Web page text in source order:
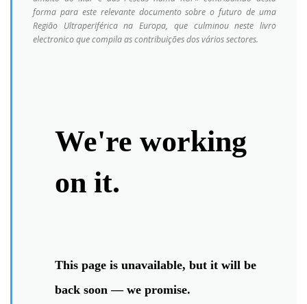
forma para este relevante documento sobre o futuro de uma
Região Ultraperiférica na Europa, que culminou neste livro
electronico que compila as contribuições dos vários sectores.